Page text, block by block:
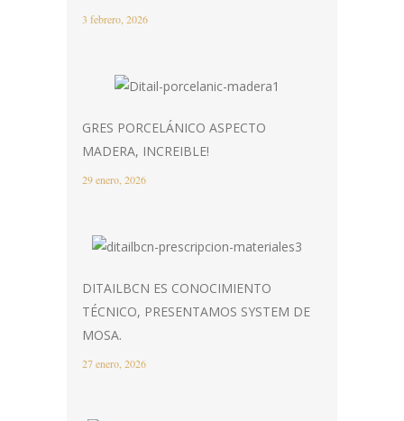
3 febrero, 2026
GRES PORCELÁNICO ASPECTO
MADERA, INCREIBLE!
29 enero, 2026
DITAILBCN ES CONOCIMIENTO
TÉCNICO, PRESENTAMOS SYSTEM DE
MOSA.
27 enero, 2026